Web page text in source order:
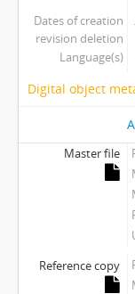
Dates of creation
revision deletion
Language(s)
Digital object
Master file
Reference copy